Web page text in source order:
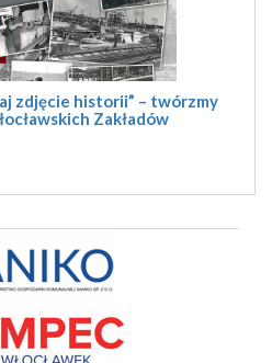
zdjęcie historii” – twórzmy
Zakładów